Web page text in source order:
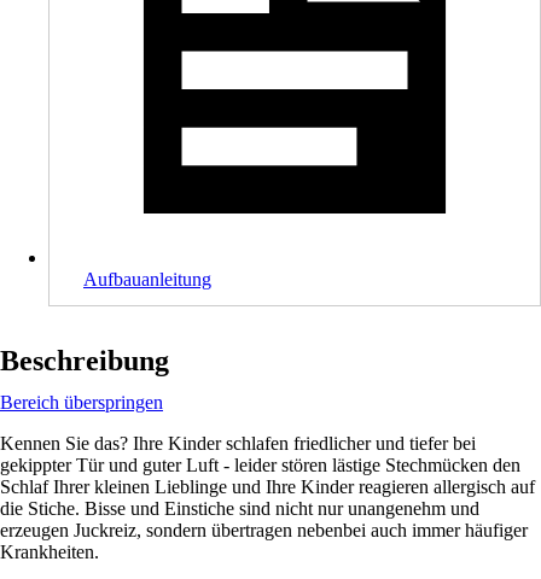
Aufbauanleitung
Beschreibung
Bereich überspringen
Kennen Sie das? Ihre Kinder schlafen friedlicher und tiefer bei
gekippter Tür und guter Luft - leider stören lästige Stechmücken den
Schlaf Ihrer kleinen Lieblinge und Ihre Kinder reagieren allergisch auf
die Stiche. Bisse und Einstiche sind nicht nur unangenehm und
erzeugen Juckreiz, sondern übertragen nebenbei auch immer häufiger
Krankheiten.